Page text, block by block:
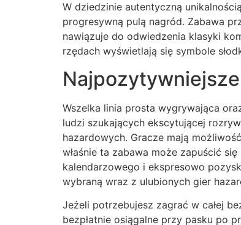
W dziedzinie autentyczną
progresywną pulą nagród. Zabawa
nawiązuje do odwiedzenia klasyki
rzędach wyświetlają się symbole
Wszelka linia prosta wygrywająca
ludzi szukających ekscytującej
hazardowych. Gracze mają
właśnie ta zabawa może zapuścić
kalendarzowego i ekspresowo
wybraną wraz z ulubionych gier
Jeżeli potrzebujesz zagrać w całej
bezpłatnie osiągalne przy pasku po